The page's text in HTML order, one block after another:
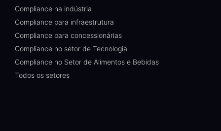
Compliance na indústria
Compliance para infraestrutura
Compliance para concessionárias
Compliance no setor de Tecnologia
Compliance no Setor de Alimentos e Bebidas
Todos os setores